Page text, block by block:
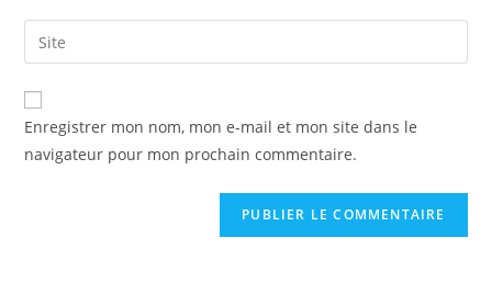
Enregistrer mon nom, mon e-mail et mon site dans le
navigateur pour mon prochain commentaire.